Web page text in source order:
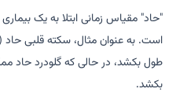
"حاد" مقیاس زمانی ابتلا به یک
است. به عنوان مثال، سکته قلبی
طول بکشد، در حالی که گلودرد حاد
بکشد.